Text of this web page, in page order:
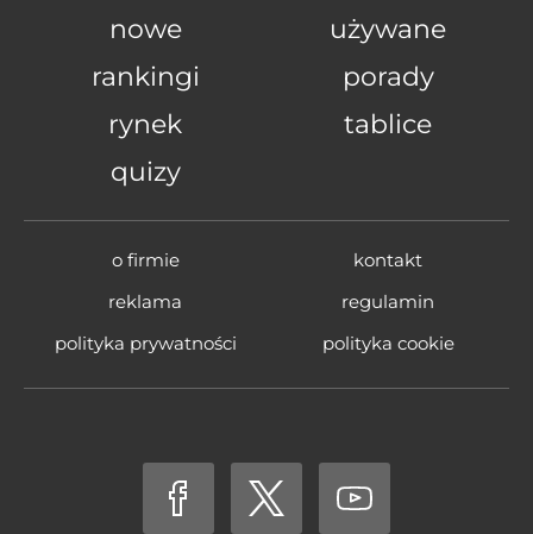
nowe
używane
rankingi
porady
rynek
tablice
quizy
o firmie
kontakt
reklama
regulamin
polityka prywatności
polityka cookie